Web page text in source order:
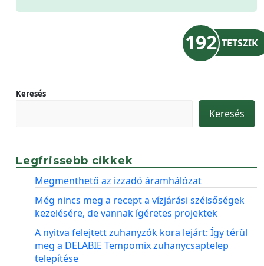
192 TETSZIK
Keresés
Keresés
Legfrissebb cikkek
Megmenthető az izzadó áramhálózat
Még nincs meg a recept a vízjárási szélsőségek
kezelésére, de vannak ígéretes projektek
A nyitva felejtett zuhanyzók kora lejárt: Így térül
meg a DELABIE Tempomix zuhanycsaptelep
telepítése